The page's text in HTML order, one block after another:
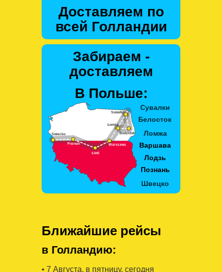
Доставляем по
всей Голландии
Забираем -
доставляем
В Польше:
Ближайшие рейсы
в Голландию:
• 7 Августa, в пятницу, сегодня